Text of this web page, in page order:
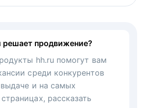
решает продвижение?
hh.ru помогут вам
среди конкурентов
и на самых
рассказать